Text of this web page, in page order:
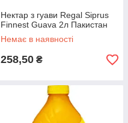
Нектар з гуави Regal Siprus
Finnest Guava 2л Пакистан
Немає в наявності
258,50 ₴